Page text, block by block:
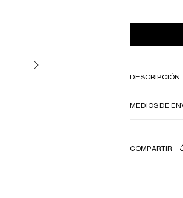
DESCRIPCIÓN
MEDIOS DE
COMPARTIR